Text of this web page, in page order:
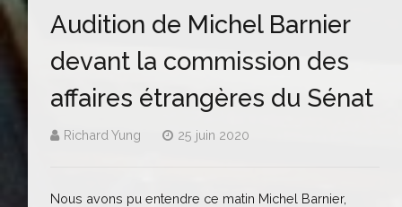
Audition de Michel Barnier
devant la commission des
affaires étrangères du Sénat
Richard Yung 25 juin 2020
Nous avons pu entendre ce matin Michel Barnier,